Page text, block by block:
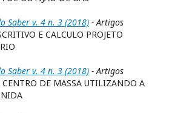
Saber v. 4 n. 3 (2018) - Artigos
E CALCULO PROJETO
Saber v. 4 n. 3 (2018) - Artigos
DE MASSA UTILIZANDO A